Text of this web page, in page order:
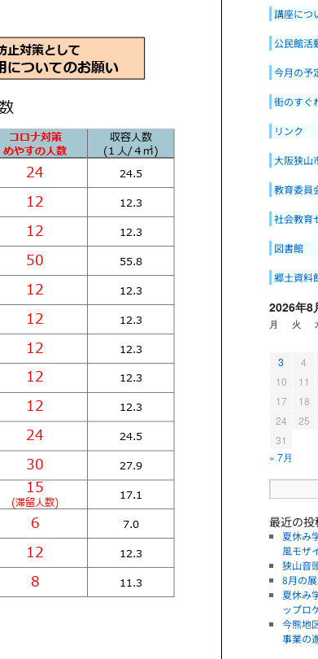
講座につ
公民館活
今月の予
街のすぐ
リンク
大阪狭山
教育委員
社会教育
図書館
郷土資料
2026年8
月 火
3
4
10
11
17
18
24
25
31
« 7月
最近の投
夏休み
風モザ
狭山音
8月の
夏休み
ップロ
今熊地
事業の